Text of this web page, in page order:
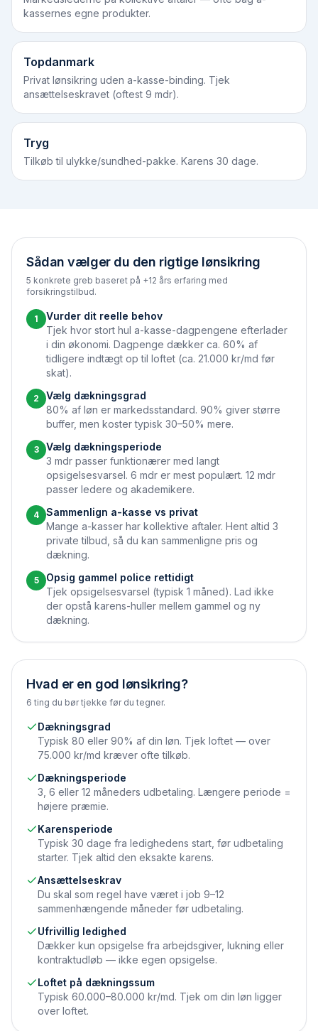
kassernes egne produkter.
Topdanmark
Privat lønsikring uden a-kasse-binding. Tjek
ansættelseskravet (oftest 9 mdr).
Tryg
Tilkøb til ulykke/sundhed-pakke. Karens 30 dage.
Sådan vælger du den rigtige lønsikring
5 konkrete greb baseret på +12 års erfaring med
forsikringstilbud.
1
Vurder dit reelle behov
Tjek hvor stort hul a-kasse-dagpengene efterlader
i din økonomi. Dagpenge dækker ca. 60% af
tidligere indtægt op til loftet (ca. 21.000 kr/md før
skat).
2
Vælg dækningsgrad
80% af løn er markedsstandard. 90% giver større
buffer, men koster typisk 30–50% mere.
3
Vælg dækningsperiode
3 mdr passer funktionærer med langt
opsigelsesvarsel. 6 mdr er mest populært. 12 mdr
passer ledere og akademikere.
4
Sammenlign a-kasse vs privat
Mange a-kasser har kollektive aftaler. Hent altid 3
private tilbud, så du kan sammenligne pris og
dækning.
5
Opsig gammel police rettidigt
Tjek opsigelsesvarsel (typisk 1 måned). Lad ikke
der opstå karens-huller mellem gammel og ny
dækning.
Hvad er en god lønsikring?
6 ting du bør tjekke før du tegner.
Dækningsgrad
Typisk 80 eller 90% af din løn. Tjek loftet — over
75.000 kr/md kræver ofte tilkøb.
Dækningsperiode
3, 6 eller 12 måneders udbetaling. Længere periode =
højere præmie.
Karensperiode
Typisk 30 dage fra ledighedens start, før udbetaling
starter. Tjek altid den eksakte karens.
Ansættelseskrav
Du skal som regel have været i job 9–12
sammenhængende måneder før udbetaling.
Ufrivillig ledighed
Dækker kun opsigelse fra arbejdsgiver, lukning eller
kontraktudløb — ikke egen opsigelse.
Loftet på dækningssum
Typisk 60.000–80.000 kr/md. Tjek om din løn ligger
over loftet.